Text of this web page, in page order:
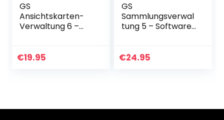
GS
Ansichtskarten-
Verwaltung 6 –
Ansichtskarten –
€19.95
GS
Sammlungsverwal
tung 5 – Software
Datenbank
€24.95